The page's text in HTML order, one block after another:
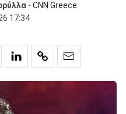
- CNN Greece
17:34